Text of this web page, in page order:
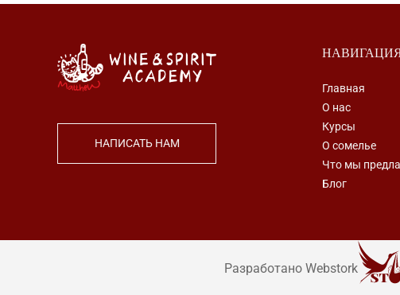
НАПИСАТЬ НАМ
Главная
О нас
Курсы
О сомелье
Что мы
Блог
Разработано Webstork